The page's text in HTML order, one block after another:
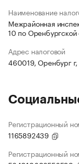
Наименование
Межрайонная
10 по Оренбургской
Адрес налоговой
460019, Оренбург
Регистрационный
1165892439
Регистрационный